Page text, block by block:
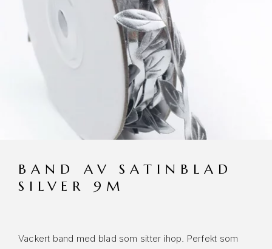
BAND AV SATINBLAD
SILVER 9M
Vackert band med blad som sitter ihop. Perfekt som